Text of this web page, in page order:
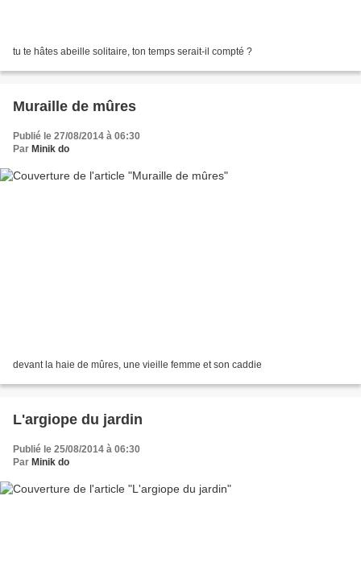
tu te hâtes abeille solitaire, ton temps serait-il compté ?
Muraille de mûres
Publié le 27/08/2014 à 06:30
Par Minik do
devant la haie de mûres, une vieille femme et son caddie
L'argiope du jardin
Publié le 25/08/2014 à 06:30
Par Minik do